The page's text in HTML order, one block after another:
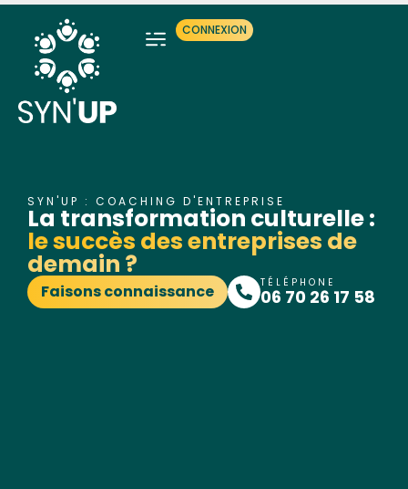
CONNEXION
SYN'UP : COACHING D'ENTREPRISE
La transformation culturelle :
le succès des entreprises de
demain ?
Faisons connaissance TÉLÉPHONE
06 70 26 17 58